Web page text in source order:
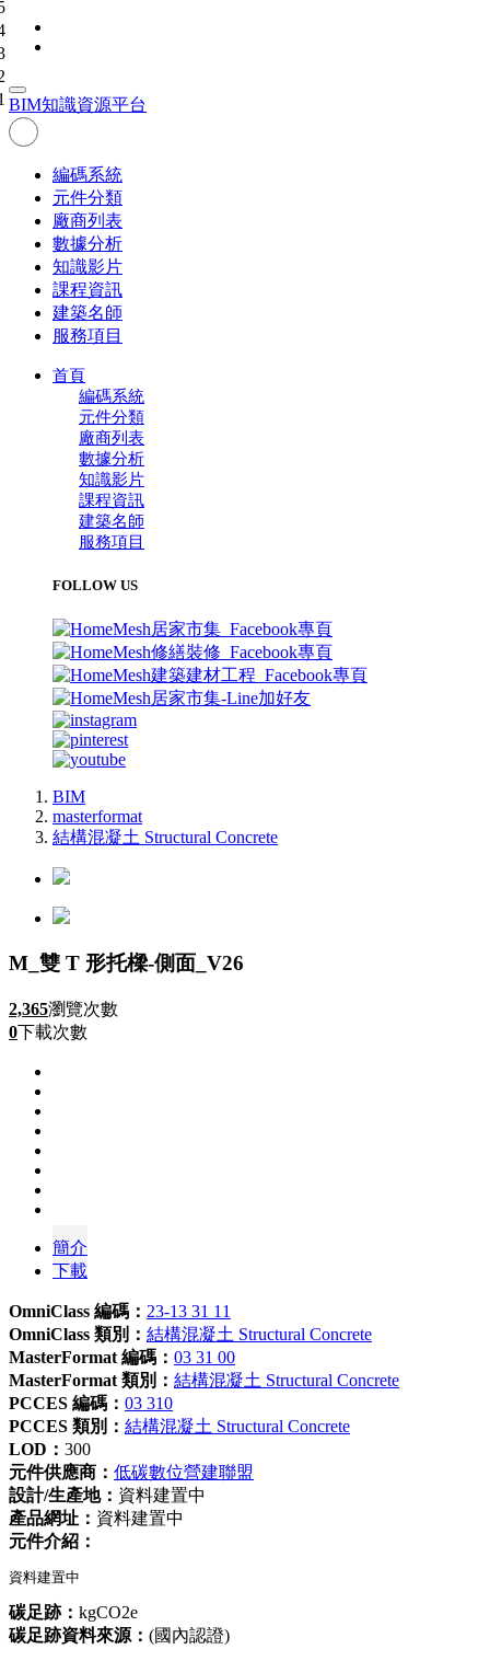
BIM知識資源平台
編碼系統
元件分類
廠商列表
數據分析
知識影片
課程資訊
建築名師
服務項目
首頁
編碼系統
元件分類
廠商列表
數據分析
知識影片
課程資訊
建築名師
服務項目
FOLLOW US
BIM
masterformat
結構混凝土 Structural Concrete
M_雙 T 形托樑-側面_V26
2,365瀏覽次數
0下載次數
簡介
下載
OmniClass 編碼： 23-13 31 11
OmniClass 類別： 結構混凝土 Structural Concrete
MasterFormat 編碼： 03 31 00
MasterFormat 類別： 結構混凝土 Structural Concrete
PCCES 編碼： 03 310
PCCES 類別： 結構混凝土 Structural Concrete
LOD： 300
元件供應商： 低碳數位營建聯盟
設計/生產地： 資料建置中
產品網址： 資料建置中
元件介紹：
資料建置中
碳足跡： kgCO2e
碳足跡資料來源： (國內認證)